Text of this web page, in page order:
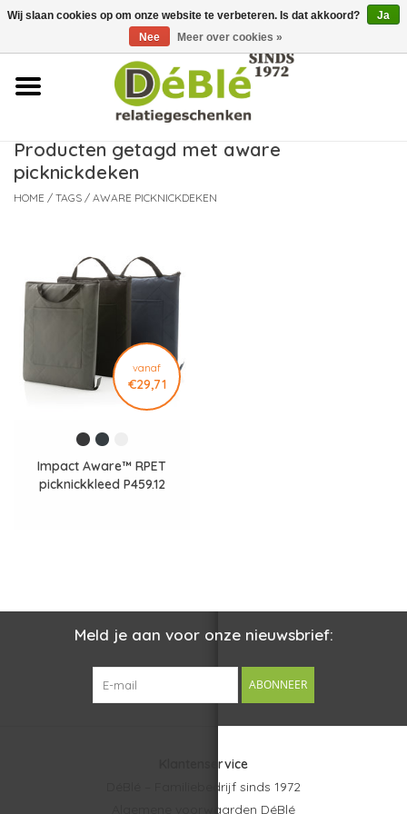
Over ons
Contact
Nieuws
Producten getagd met aware
picknickdeken
HOME / TAGS / AWARE PICKNICKDEKEN
vanaf
€29,71
Impact Aware™ RPET
picknickkleed P459.12
Meld je aan voor onze nieuwsbrief:
ABONNEER
Klantenservice
DéBlé – Familiebedrijf sinds 1972
Algemene voorwaarden DéBlé
Wij slaan cookies op om onze website te verbeteren. Is dat akkoord?
Ja
Nee
Meer over cookies »